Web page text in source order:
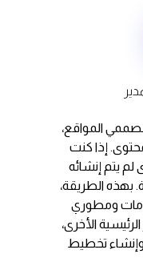
مصممي المواقع،
إذا كنت
يتم إنشائه
بهذه الطريقة،
ومطوري
الأخرى،
وإنشاء تخطيط